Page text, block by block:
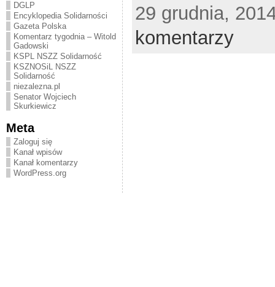
DGLP
Encyklopedia Solidarności
Gazeta Polska
Komentarz tygodnia – Witold
Gadowski
KSPL NSZZ Solidarność
KSZNOSiL NSZZ
Solidarność
niezalezna.pl
Senator Wojciech
Skurkiewicz
Meta
Zaloguj się
Kanał wpisów
Kanał komentarzy
WordPress.org
29 grudnia,
komentarzy